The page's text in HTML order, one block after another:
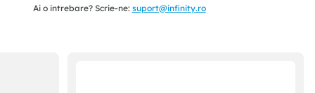
Ai o intrebare? Scrie-ne: suport@infinity.ro